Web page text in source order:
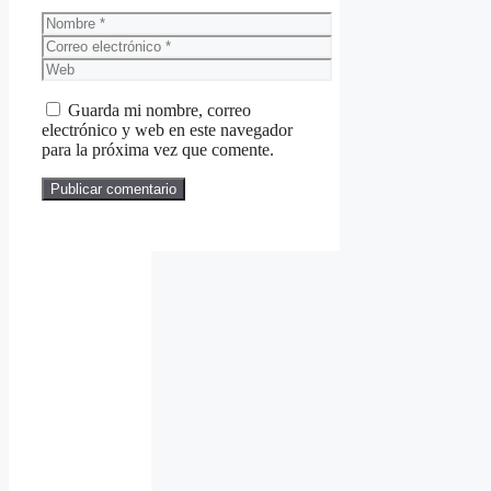
Nombre
Correo
electrónico
Web
Guarda mi nombre, correo
electrónico y web en este navegador
para la próxima vez que comente.